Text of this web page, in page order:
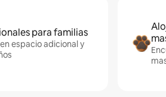
para familias
espacio adicional y